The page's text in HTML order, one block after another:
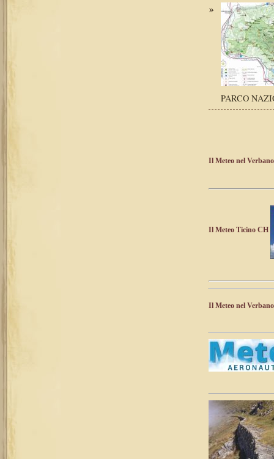
PARCO
Il Meteo nel Verbano
Il Meteo Ticino CH
Il Meteo nel Verbano